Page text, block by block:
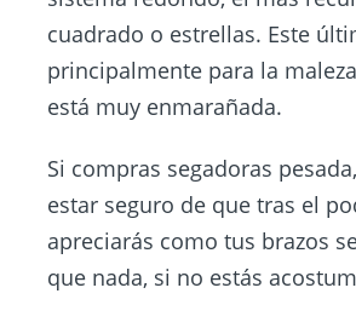
cuadrado o estrellas. Este
principalmente para la
está muy enmarañada.
Si compras segadoras
estar seguro de que tras el
apreciarás como tus brazos
que nada, si no estás